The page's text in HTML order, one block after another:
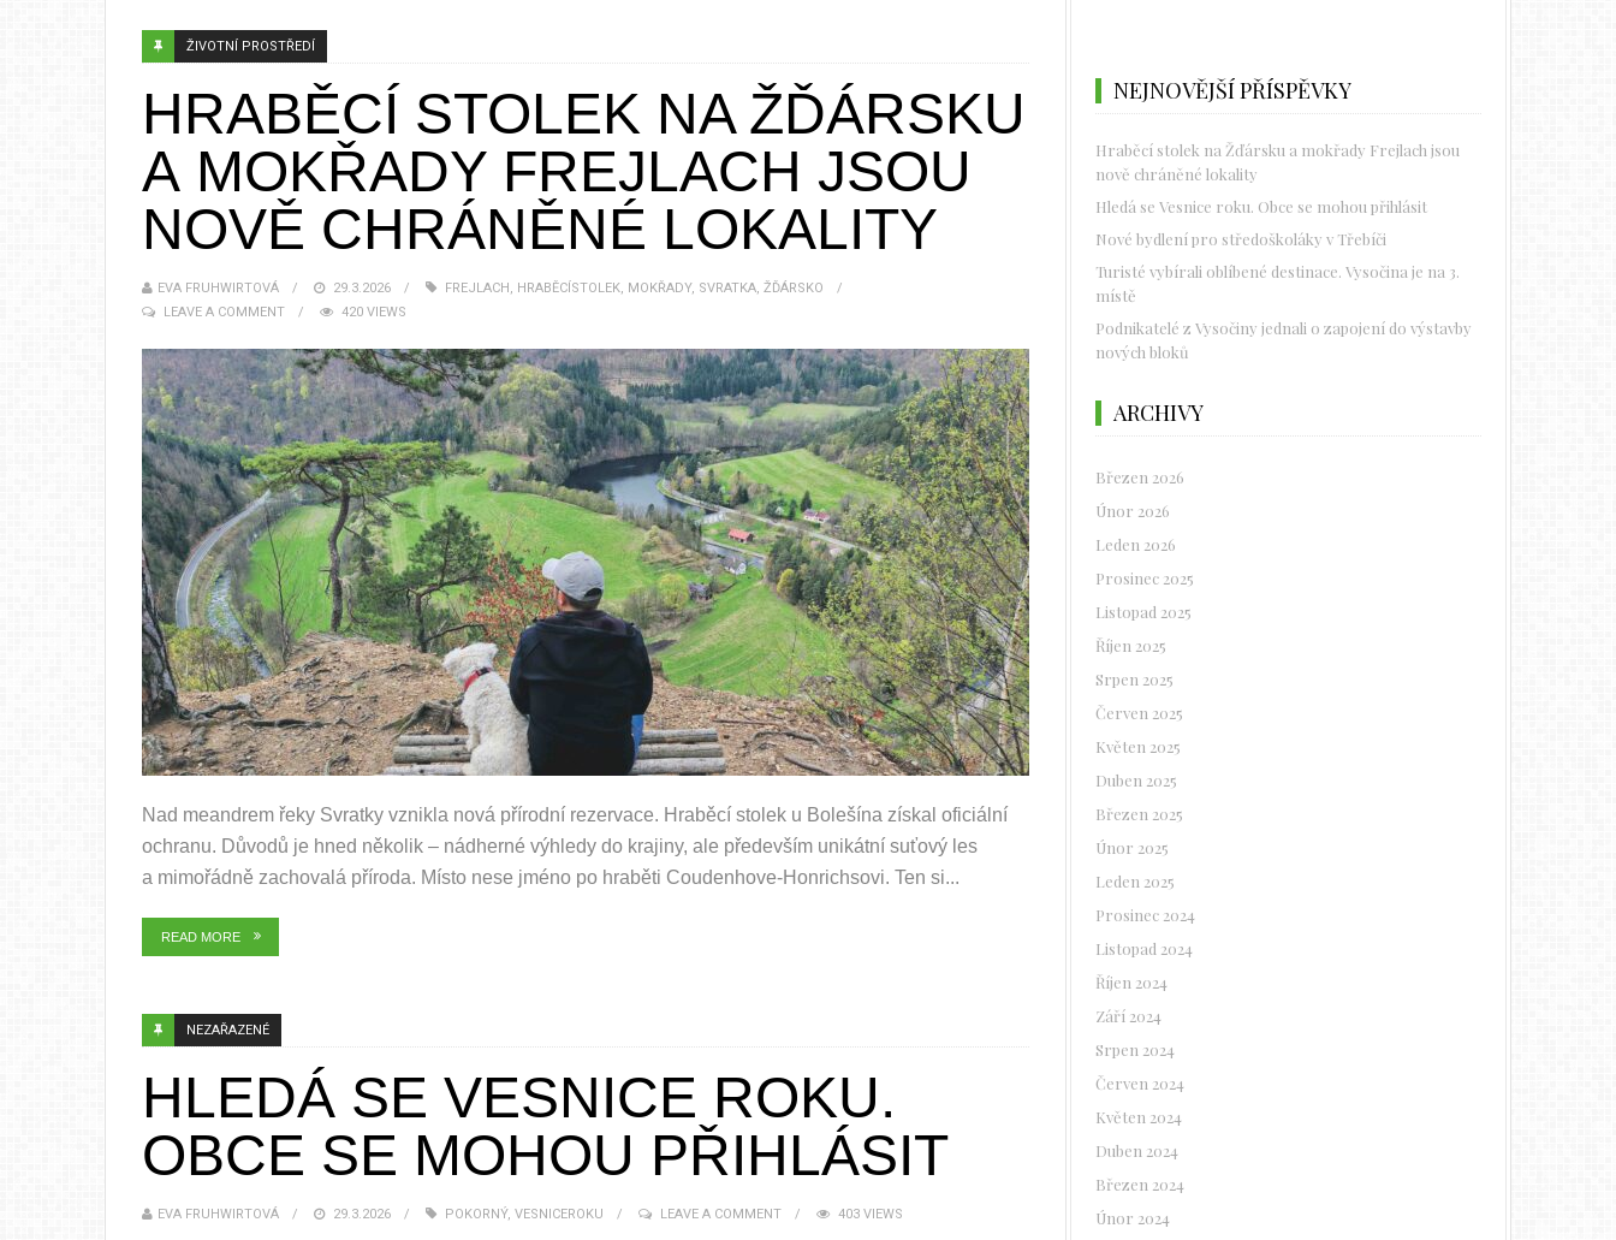
ŽIVOTNÍ PROSTŘEDÍ
HRABĚCÍ STOLEK NA ŽĎÁRSKU
A MOKŘADY FREJLACH JSOU
NOVĚ CHRÁNĚNÉ LOKALITY
EVA FRUHWIRTOVÁ 29.3.2026 FREJLACH, HRABĚCÍSTOLEK, MOKŘADY, SVRATKA, ŽĎÁRSKO
LEAVE A COMMENT
420 VIEWS
Nad meandrem řeky Svratky vznikla nová přírodní rezervace. Hraběcí stolek u Bolešína získal oficiální
ochranu. Důvodů je hned několik – nádherné výhledy do krajiny, ale především unikátní suťový les
a mimořádně zachovalá příroda. Místo nese jméno po hraběti Coudenhove-Honrichsovi. Ten si...
READ MORE
NEZAŘAZENÉ
HLEDÁ SE VESNICE ROKU.
OBCE SE MOHOU PŘIHLÁSIT
EVA FRUHWIRTOVÁ 29.3.2026 POKORNÝ, VESNICEROKU LEAVE A COMMENT 403 VIEWS
NEJNOVĚJŠÍ PŘÍSPĚVKY
Hraběcí stolek na Žďársku a mokřady Frejlach jsou
nově chráněné lokality
Hledá se Vesnice roku. Obce se mohou přihlásit
Nové bydlení pro středoškoláky v Třebíči
Turisté vybírali oblíbené destinace. Vysočina je na 3.
místě
Podnikatelé z Vysočiny jednali o zapojení do výstavby
nových bloků
ARCHIVY
Březen 2026
Únor 2026
Leden 2026
Prosinec 2025
Listopad 2025
Říjen 2025
Srpen 2025
Červen 2025
Květen 2025
Duben 2025
Březen 2025
Únor 2025
Leden 2025
Prosinec 2024
Listopad 2024
Říjen 2024
Září 2024
Srpen 2024
Červen 2024
Květen 2024
Duben 2024
Březen 2024
Únor 2024